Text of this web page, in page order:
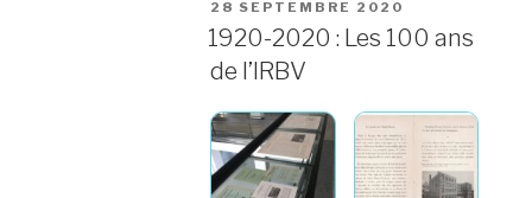
PUBLIÉ
LE
28 SEPTEMBRE 2020
1920-2020 : Les 100 ans
de l’IRBV